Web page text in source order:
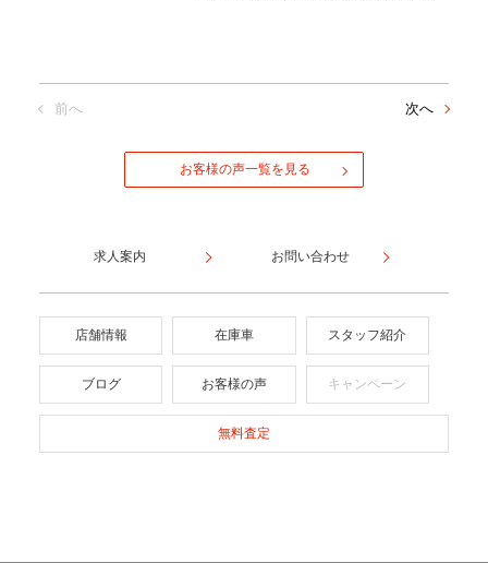
前へ 次へ
お客様の声一覧を見る
求人案内 お問い合わせ
店舗情報 在庫車 スタッフ紹介
ブログ お客様の声 キャンペーン
無料査定